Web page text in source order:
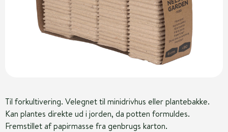
Til forkultivering. Velegnet til minidrivhus eller plantebakke.
Kan plantes direkte ud i jorden, da potten formuldes.
Fremstillet af papirmasse fra genbrugs karton.